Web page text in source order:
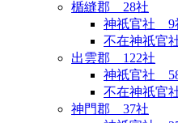
楯縫郡 28社
神祇官社 9
不在神祇官
出雲郡 122社
神祇官社
不在神祇官
神門郡 37社